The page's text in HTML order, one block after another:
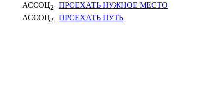
АССОЦ2
ПРОЕХАТЬ НУЖНОЕ МЕСТО
АССОЦ2 ПРОЕХАТЬ ПУТЬ